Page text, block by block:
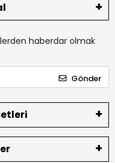
haberdar olmak
Gönder